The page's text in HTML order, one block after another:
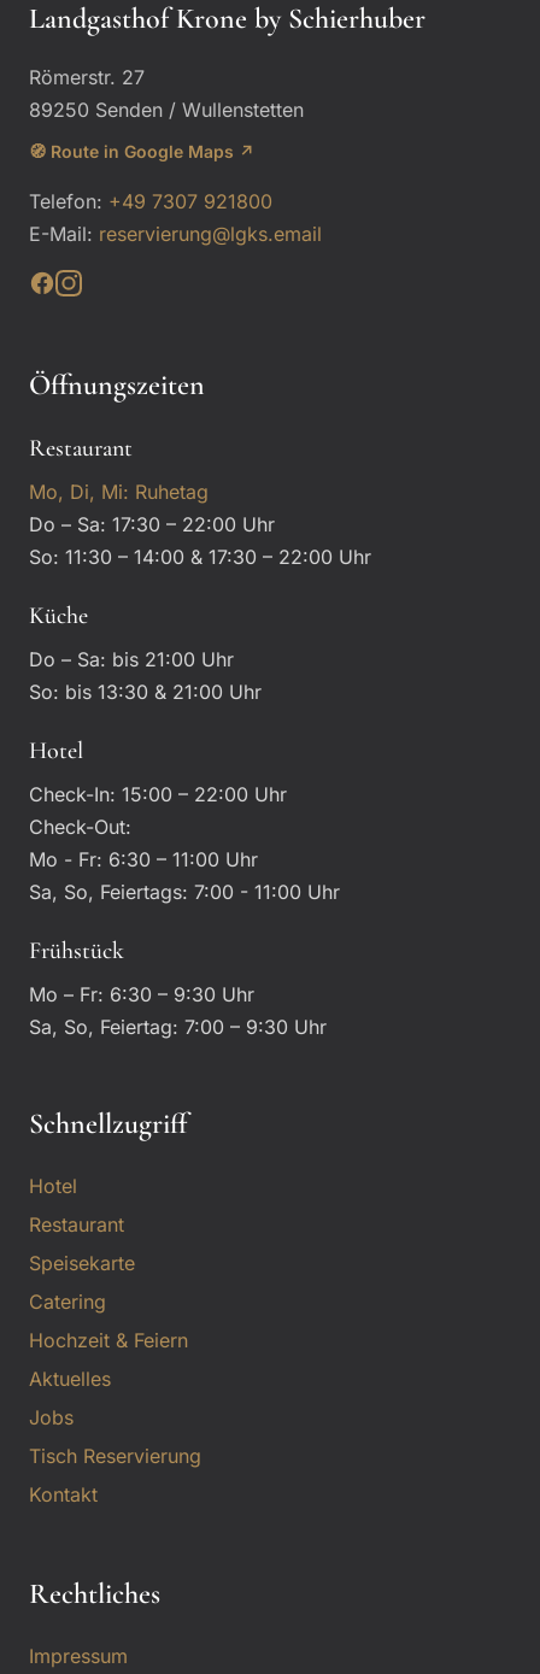
Landgasthof Krone by Schierhuber
Römerstr. 27
89250 Senden / Wullenstetten
🧭 Route in Google Maps ↗
Telefon: +49 7307 921800
E-Mail: reservierung@lgks.email
Öffnungszeiten
Restaurant
Mo, Di, Mi: Ruhetag
Do – Sa: 17:30 – 22:00 Uhr
So: 11:30 – 14:00 & 17:30 – 22:00 Uhr
Küche
Do – Sa: bis 21:00 Uhr
So: bis 13:30 & 21:00 Uhr
Hotel
Check-In: 15:00 – 22:00 Uhr
Check-Out:
Mo - Fr: 6:30 – 11:00 Uhr
Sa, So, Feiertags: 7:00 - 11:00 Uhr
Frühstück
Mo – Fr: 6:30 – 9:30 Uhr
Sa, So, Feiertag: 7:00 – 9:30 Uhr
Schnellzugriff
Hotel
Restaurant
Speisekarte
Catering
Hochzeit & Feiern
Aktuelles
Jobs
Tisch Reservierung
Kontakt
Rechtliches
Impressum